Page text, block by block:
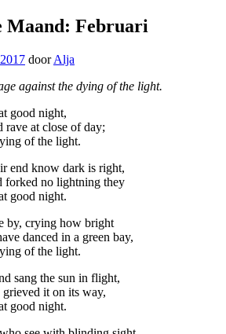
Maand: Februari
doorAlja
against the dying of the light.
good night,
rave at close of day;
of the light.
end know dark is right,
forked no lightning they
good night.
by, crying how bright
danced in a green bay,
of the light.
sang the sun in flight,
it on its way,
good night.